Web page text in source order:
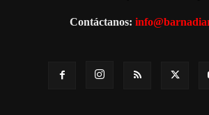
Contáctanos: